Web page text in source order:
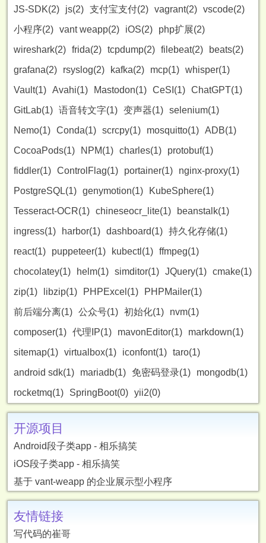
JS-SDK(2)
js(2) 支付宝支付(2) vagrant(2) vscode(2)
小程序(2) vant weapp(2) iOS(2)
php扩展(2)
wireshark(2) frida(2) tcpdump(2) filebeat(2)
beats(2)
grafana(2)
rsyslog(2) kafka(2) mcp(1) whisper(1)
Vault(1) Avahi(1) Mastodon(1) CeSI(1) ChatGPT(1)
GitLab(1) 语音转文字(1) 变声器(1) selenium(1)
Nemo(1) Conda(1) scrcpy(1) mosquitto(1) ADB(1)
CocoaPods(1)
NPM(1) charles(1)
protobuf(1)
fiddler(1) ControlFlag(1) portainer(1)
nginx-proxy(1)
PostgreSQL(1) genymotion(1)
KubeSphere(1)
Tesseract-OCR(1) chineseocr_lite(1)
beanstalk(1)
ingress(1)
harbor(1) dashboard(1) 持久化存储(1)
react(1)
puppeteer(1) kubectl(1) ffmpeg(1)
chocolatey(1)
helm(1) simditor(1) JQuery(1) cmake(1)
zip(1)
libzip(1) PHPExcel(1)
PHPMailer(1)
前后端分离(1) 公众号(1) 初始化(1)
nvm(1)
composer(1) 代理IP(1) mavonEditor(1)
markdown(1)
sitemap(1) virtualbox(1) iconfont(1) taro(1)
android sdk(1)
mariadb(1) 免密码登录(1)
mongodb(1)
rocketmq(1)
SpringBoot(0) yii2(0)
开源项目
Android段子类app - 相乐搞笑
iOS段子类app - 相乐搞笑
基于 vant-weapp 的企业展示型小程序
友情链接
写代码的崔哥